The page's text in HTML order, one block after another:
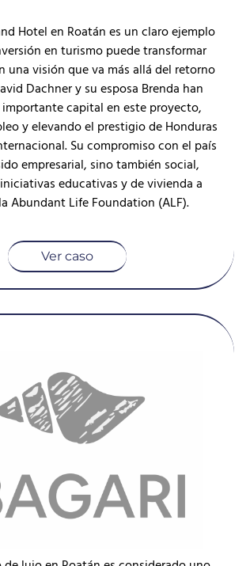
Hotel en Roatán es un claro ejemplo
en turismo puede transformar
una visión que va más allá del retorno
Dachner y su esposa Brenda han
capital en este proyecto,
y elevando el prestigio de Honduras
Su compromiso con el país
empresarial, sino también social,
educativas y de vivienda a
Abundant Life Foundation (ALF).
Ver caso